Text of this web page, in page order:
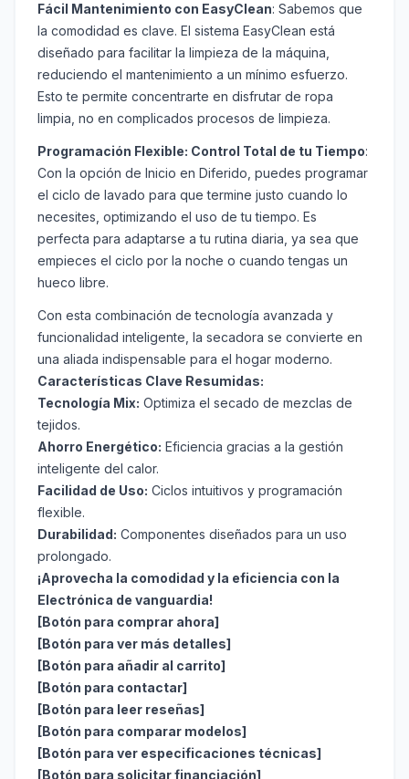
Fácil Mantenimiento con EasyClean: Sabemos que
la comodidad es clave. El sistema EasyClean está
diseñado para facilitar la limpieza de la máquina,
reduciendo el mantenimiento a un mínimo esfuerzo.
Esto te permite concentrarte en disfrutar de ropa
limpia, no en complicados procesos de limpieza.
Programación Flexible: Control Total de tu Tiempo:
Con la opción de Inicio en Diferido, puedes programar
el ciclo de lavado para que termine justo cuando lo
necesites, optimizando el uso de tu tiempo. Es
perfecta para adaptarse a tu rutina diaria, ya sea que
empieces el ciclo por la noche o cuando tengas un
hueco libre.
Con esta combinación de tecnología avanzada y
funcionalidad inteligente, la secadora se convierte en
una aliada indispensable para el hogar moderno.
Características Clave Resumidas:
Tecnología Mix: Optimiza el secado de mezclas de
tejidos.
Ahorro Energético: Eficiencia gracias a la gestión
inteligente del calor.
Facilidad de Uso: Ciclos intuitivos y programación
flexible.
Durabilidad: Componentes diseñados para un uso
prolongado.
¡Aprovecha la comodidad y la eficiencia con la
Electrónica de vanguardia!
[Botón para comprar ahora]
[Botón para ver más detalles]
[Botón para añadir al carrito]
[Botón para contactar]
[Botón para leer reseñas]
[Botón para comparar modelos]
[Botón para ver especificaciones técnicas]
[Botón para solicitar financiación]